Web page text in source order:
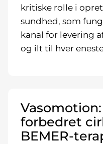
kritiske rolle i
sundhed, som
kanal for levering
og ilt til hver
forbedret
BEMER-